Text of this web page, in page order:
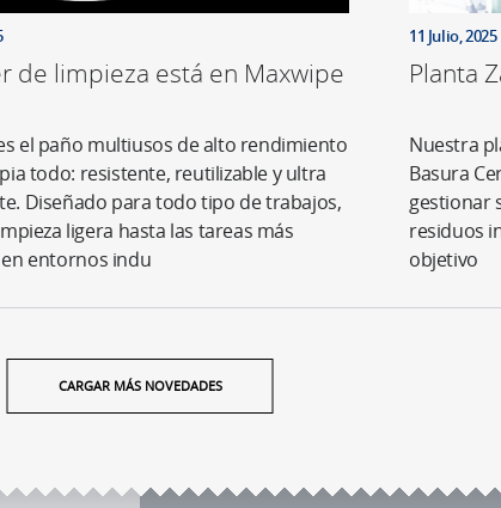
de limpieza está en Maxwipe
el paño multiusos de alto rendimiento
todo: resistente, reutilizable y ultra
Diseñado para todo tipo de trabajos,
ligera hasta las tareas más
entornos indu
11 Julio, 2025
Planta
Nuestra
Basura
gestionar
residuos
objetivo
CARGAR MÁS NOVEDADES